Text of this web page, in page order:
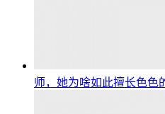
师，她为啥如此擅长色色